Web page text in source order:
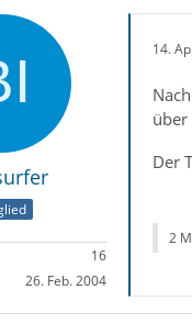
16
26. Feb. 2004
14.
über
Der
2